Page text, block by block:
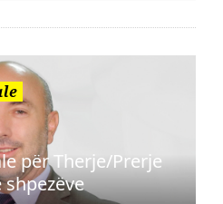
për Therje/Prerje